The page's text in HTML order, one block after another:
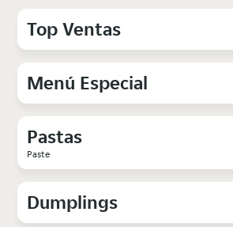
Top Ventas
Menú Especial
Pastas
Paste
Dumplings